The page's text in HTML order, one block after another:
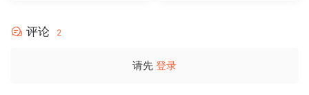
评论 2
请先 登录